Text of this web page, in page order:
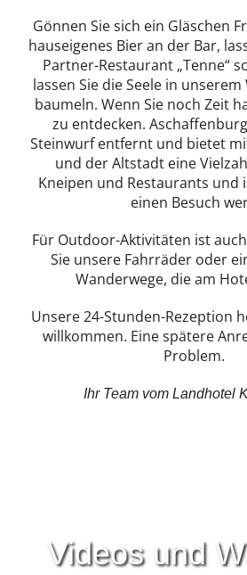
Gönnen Sie sich ein Gläschen
hauseigenes Bier an der Bar,
Partner-Restaurant „Tenne“
lassen Sie die Seele in
baumeln. Wenn Sie noch Zeit
zu entdecken.
Steinwurf entfernt und bietet
und der Altstadt eine
Kneipen und Restaurants und
einen Besuch
Für Outdoor-Aktivitäten ist
Sie unsere Fahrräder oder
Wanderwege, die am
Unsere 24-Stunden-Rezeption
willkommen. Eine spätere
Problem.
Ihr Team vom Landhotel
Videos und